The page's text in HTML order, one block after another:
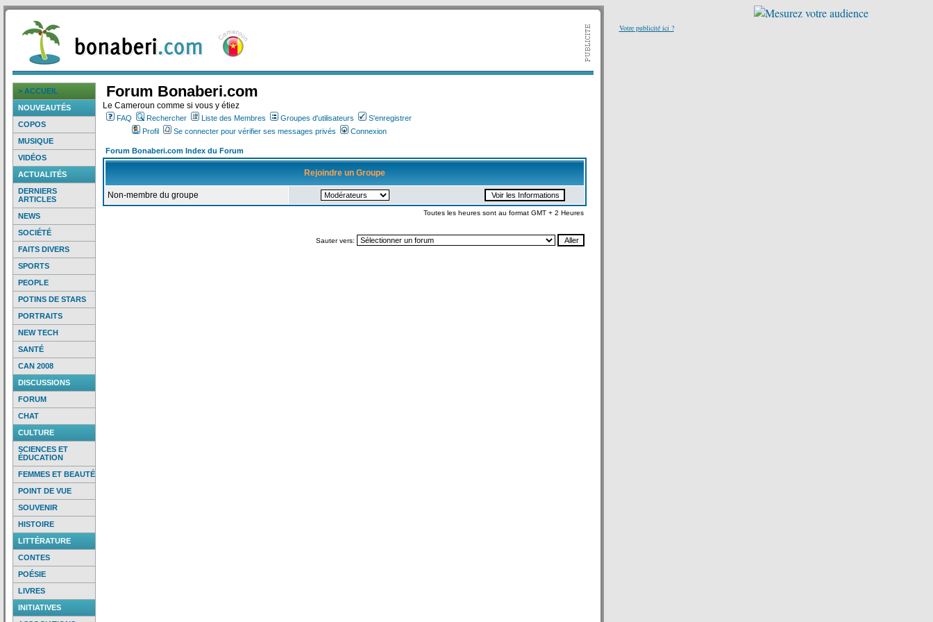
> ACCUEIL
NOUVEAUTÉS
COPOS
MUSIQUE
VIDÉOS
ACTUALITÉS
DERNIERS
ARTICLES
NEWS
SOCIÉTÉ
FAITS DIVERS
SPORTS
PEOPLE
POTINS DE STARS
PORTRAITS
NEW TECH
SANTÉ
CAN 2008
DISCUSSIONS
FORUM
CHAT
CULTURE
SCIENCES ET
ÉDUCATION
FEMMES ET BEAUTÉ
POINT DE VUE
SOUVENIR
HISTOIRE
LITTÉRATURE
CONTES
POÉSIE
LIVRES
INITIATIVES
Forum Bonaberi.com
Le Cameroun comme si vous y étiez
FAQ Rechercher Liste des Membres Groupes d'utilisateurs
S'enregistrer
Profil
Se connecter pour vérifier ses messages privés Connexion
Forum Bonaberi.com Index du Forum
Rejoindre un Groupe
Non-membre du groupe
Toutes les heures sont au format GMT + 2 Heures
Sauter vers:
Votre publicité ici ?